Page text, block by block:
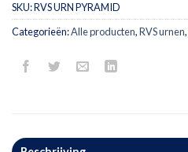
SKU:RVS URN PYRAMID
Categorieën:Alle producten,RVS urnen,